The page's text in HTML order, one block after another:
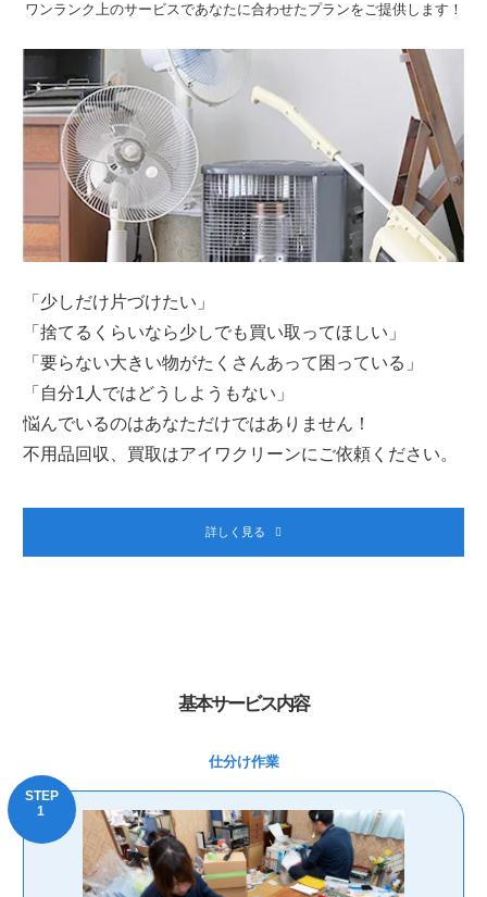
ワンランク上のサービスであなたに合わせたプランをご提供します！
「少しだけ片づけたい」
「捨てるくらいなら少しでも買い取ってほしい」
「要らない大きい物がたくさんあって困っている」
「自分1人ではどうしようもない」
悩んでいるのはあなただけではありません！
不用品回収、買取はアイワクリーンにご依頼ください。
詳しく見る
基本サービス内容
仕分け作業